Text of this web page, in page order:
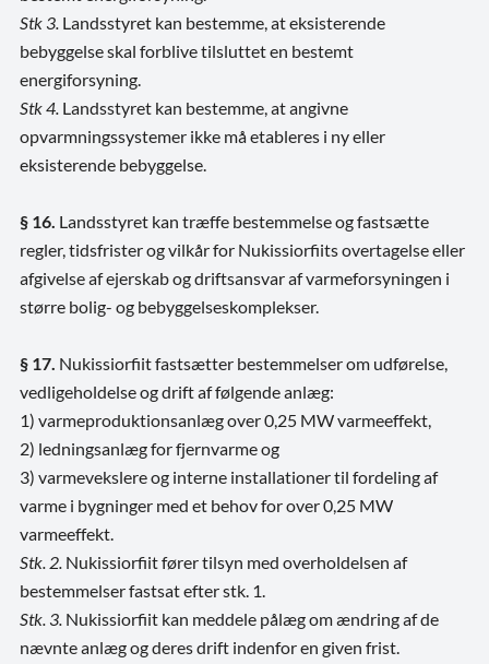
Stk 3. Landsstyret kan bestemme, at eksisterende
bebyggelse skal forblive tilsluttet en bestemt
energiforsyning.
Stk 4. Landsstyret kan bestemme, at angivne
opvarmningssystemer ikke må etableres i ny eller
eksisterende bebyggelse.
§ 16. Landsstyret kan træffe bestemmelse og fastsætte
regler, tidsfrister og vilkår for Nukissiorfiits overtagelse eller
afgivelse af ejerskab og driftsansvar af varmeforsyningen i
større bolig- og bebyggelseskomplekser.
§ 17. Nukissiorfiit fastsætter bestemmelser om udførelse,
vedligeholdelse og drift af følgende anlæg:
1) varmeproduktionsanlæg over 0,25 MW varmeeffekt,
2) ledningsanlæg for fjernvarme og
3) varmevekslere og interne installationer til fordeling af
varme i bygninger med et behov for over 0,25 MW
varmeeffekt.
Stk. 2. Nukissiorfiit fører tilsyn med overholdelsen af
bestemmelser fastsat efter stk. 1.
Stk. 3. Nukissiorfiit kan meddele pålæg om ændring af de
nævnte anlæg og deres drift indenfor en given frist.